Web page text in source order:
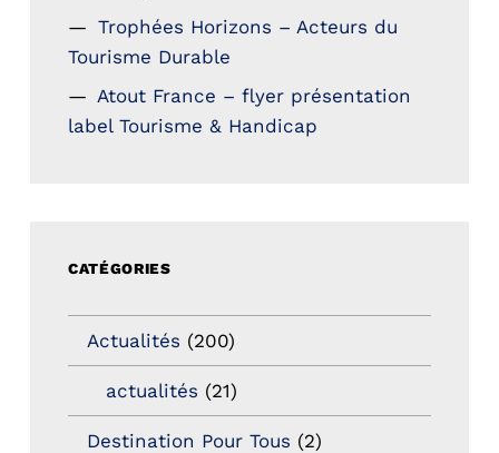
Trophées Horizons – Acteurs du
Tourisme Durable
Atout France – flyer présentation
label Tourisme & Handicap
CATÉGORIES
Actualités (200)
actualités (21)
Destination Pour Tous (2)